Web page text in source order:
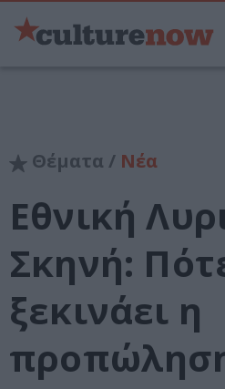
Θέματα / Νέα
Εθνική
Σκηνή:
ξεκινάει η
προπώληση